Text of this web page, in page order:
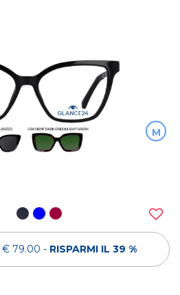
M
€ 79.00 - RISPARMI IL 39 %